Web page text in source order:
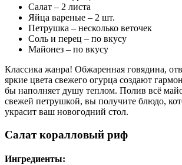
Салат – 2 листа
Яйца вареные – 2 шт.
Петрушка – несколько веточек
Соль и перец – по вкусу
Майонез – по вкусу
Классика жанра! Обжаренная говядина,
яркие цвета свежего огурца создают
бы наполняет душу теплом. Полив всё
свежей петрушкой, вы получите блюдо,
украсит ваш новогодний стол.
Салат коралловый риф
Ингредиенты: